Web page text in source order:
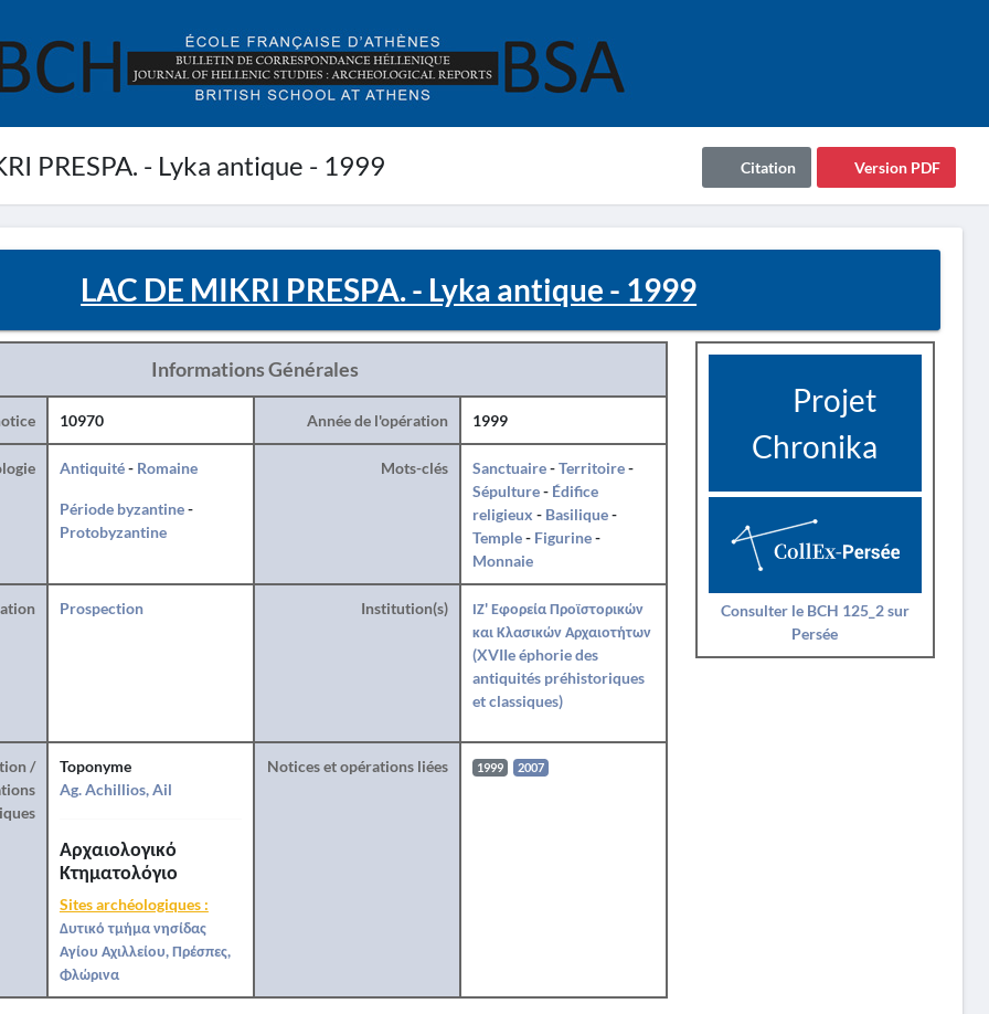
PRESPA. - Lyka antique - 1999 Version PDF
Citation
LAC DE MIKRI PRESPA. - Lyka antique - 1999
Informations Générales
10970 Année de l'opération 1999
Antiquité- Romaine
Période byzantine-
Protobyzantine
Mots-clés Sanctuaire-Territoire-
Sépulture- Édifice
religieux - Basilique-
Temple- Figurine-
Monnaie
Prospection Institution(s)
ΙΖ' Εφορεία Προϊστορικών
και Κλασικών Αρχαιοτήτων
(XVIIe éphorie des
antiquités préhistoriques
et classiques)
/
Toponyme
Ag. Achillios, Ail
Αρχαιολογικό
Κτηματολόγιο
Sites archéologiques :
Δυτικό τμήμα νησίδας
Αγίου Αχιλλείου, Πρέσπες,
Φλώρινα
Notices et opérations liées 1999 2007
Projet
Chronika
Consulter le BCH 125_2 sur
Persée